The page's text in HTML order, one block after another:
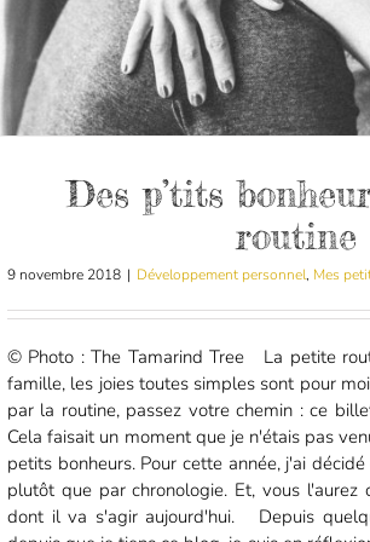
Des p’tits
routine
9 novembre 2018 | Développement personnel, Mes
© Photo : The Tamarind Tree La petite
famille, les joies toutes simples sont pour
par la routine, passez votre chemin : ce
Cela faisait un moment que je n'étais pas
petits bonheurs. Pour cette année, j'ai
plutôt que par chronologie. Et, vous l'aurez
dont il va s'agir aujourd'hui. Depuis